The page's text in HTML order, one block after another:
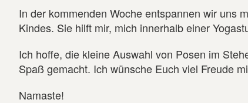
In der kommenden Woche entspannen wir uns
Kindes. Sie hilft mir, mich innerhalb einer
Ich hoffe, die kleine Auswahl von Posen im
Spaß gemacht. Ich wünsche Euch viel Freude
Namaste!